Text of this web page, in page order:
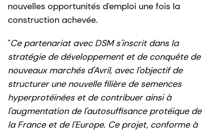
nouvelles opportunités d'emploi une fois la
construction achevée.
"Ce partenariat avec DSM s'inscrit dans la
stratégie de développement et de conquête de
nouveaux marchés d'Avril, avec l'objectif de
structurer une nouvelle filière de semences
hyperprotéinées et de contribuer ainsi à
l'augmentation de l'autosuffisance protéique de
la France et de l'Europe. Ce projet, conforme à